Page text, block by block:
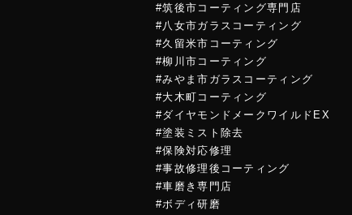
#筑後市コーティング専門店
#八女市ガラスコーティング
#久留米市コーティング
#柳川市コーティング
#みやま市ガラスコーティング
#大木町コーティング
#ダイヤモンドメークワイルドEX
#塗装ミスト除去
#保険対応修理
#事故修理後コーティング
#車磨き専門店
#ボディ研磨